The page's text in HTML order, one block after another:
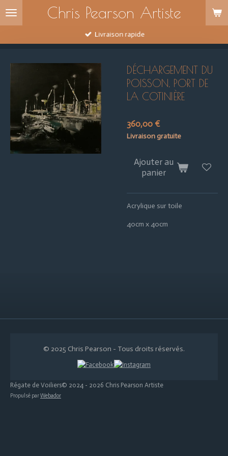
Passer
principal
Chris Pearson Artiste
Livraison rapide
DÉCHARGEMENT DU
POISSON, PORT DE
LA COTINIÈRE
360,00 €
Livraison gratuite
Ajouter au
panier
Acrylique sur toile
40cm x 40cm
© 2025 Chris Pearson - Tous droits réservés.
Régate de Voiliers© 2024 - 2026 Chris Pearson Artiste
Propulsé parWebador